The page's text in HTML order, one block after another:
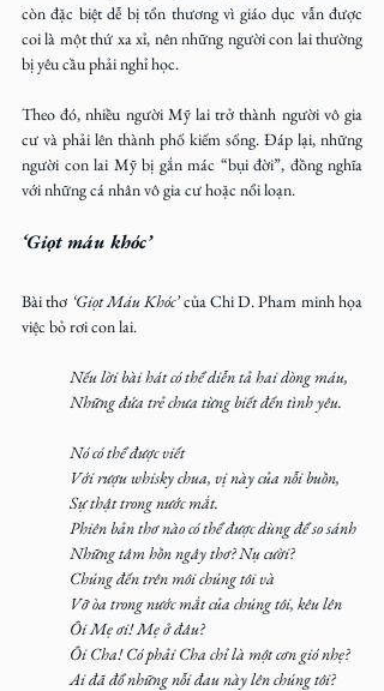
còn đặc biệt dễ bị tổn thương vì giáo dục vẫn được
coi là một thứ xa xỉ, nên những người con lai thường
bị yêu cầu phải nghỉ học.
Theo đó, nhiều người Mỹ lai trở thành người vô gia
cư và phải lên thành phố kiếm sống. Đáp lại, những
người con lai Mỹ bị gắn mác “bụi đời”, đồng nghĩa
với những cá nhân vô gia cư hoặc nổi loạn.
‘Giọt máu khóc’
Bài thơ ‘Giọt Máu Khóc’ của Chi D. Pham minh họa
việc bỏ rơi con lai.
Nếu lời bài hát có thể diễn tả hai dòng máu,
Những đứa trẻ chưa từng biết đến tình yêu.
Nó có thể được viết
Với rượu whisky chua, vị này của nỗi buồn,
Sự thật trong nước mắt.
Phiên bản thơ nào có thể được dùng để so sánh
Những tâm hồn ngây thơ? Nụ cười?
Chúng đến trên môi chúng tôi và
Vỡ òa trong nước mắt của chúng tôi, kêu lên
Ôi Mẹ ơi! Mẹ ở đâu?
Ôi Cha! Có phải Cha chỉ là một cơn gió nhẹ?
Ai đã đổ những nỗi đau này lên chúng tôi?